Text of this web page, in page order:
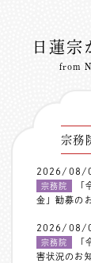
日蓮宗
from
宗務
2026/08/
宗務院
「
金」勧募の
2026/08/
宗務院
「
害状況のお